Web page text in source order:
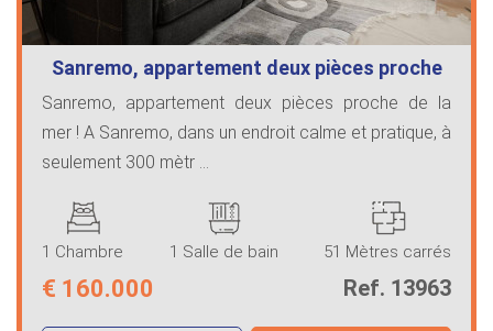
Sanremo, appartement deux pièces proche
…
Sanremo, appartement deux pièces proche de la
mer ! A Sanremo, dans un endroit calme et pratique, à
seulement 300 mètr ...
1 Chambre 1 Salle de bain 51 Mètres carrés
€ 160.000 Ref. 13963